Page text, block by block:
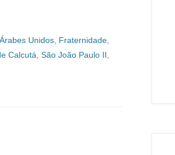
Unidos Fraternidade
Calcutá São João Paulo II